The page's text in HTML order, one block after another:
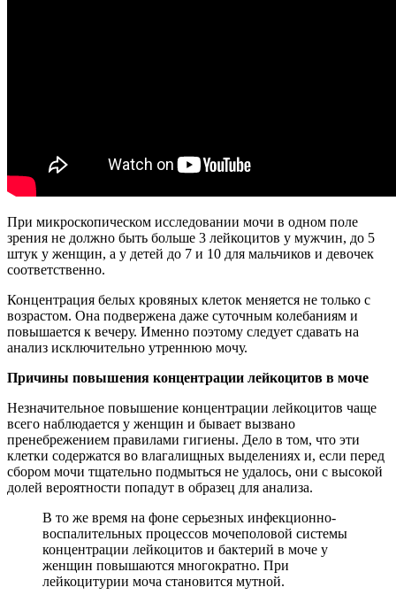
При микроскопическом исследовании мочи в одном поле
зрения не должно быть больше 3 лейкоцитов у мужчин, до 5
штук у женщин, а у детей до 7 и 10 для мальчиков и девочек
соответственно.
Концентрация белых кровяных клеток меняется не только с
возрастом. Она подвержена даже суточным колебаниям и
повышается к вечеру. Именно поэтому следует сдавать на
анализ исключительно утреннюю мочу.
Причины повышения концентрации лейкоцитов в моче
Незначительное повышение концентрации лейкоцитов чаще
всего наблюдается у женщин и бывает вызвано
пренебрежением правилами гигиены. Дело в том, что эти
клетки содержатся во влагалищных выделениях и, если перед
сбором мочи тщательно подмыться не удалось, они с высокой
долей вероятности попадут в образец для анализа.
В то же время на фоне серьезных инфекционно-
воспалительных процессов мочеполовой системы
концентрации лейкоцитов и бактерий в моче у
женщин повышаются многократно. При
лейкоцитурии моча становится мутной.